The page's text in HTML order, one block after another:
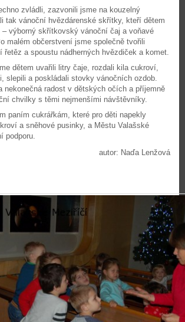
zvládli, zazvonili jsme na kouzelný
tak vánoční hvězdárenské skřítky, kteří dětem
– výborný skřítkovský vánoční čaj a voňavé
malém občerstvení jsme společně tvořili
řetěz a spoustu nádherných hvězdiček a komet.
dětem uvařili litry čaje, rozdali kila cukroví,
slepili a poskládali stovky vánočních ozdob.
nekonečná radost v dětských očích a příjemně
chvilky s těmi nejmenšími návštěvníky.
paním cukrářkám, které pro děti napekly
a sněhové pusinky, a Městu Valašské
podporu.
autor: Naďa Lenžová